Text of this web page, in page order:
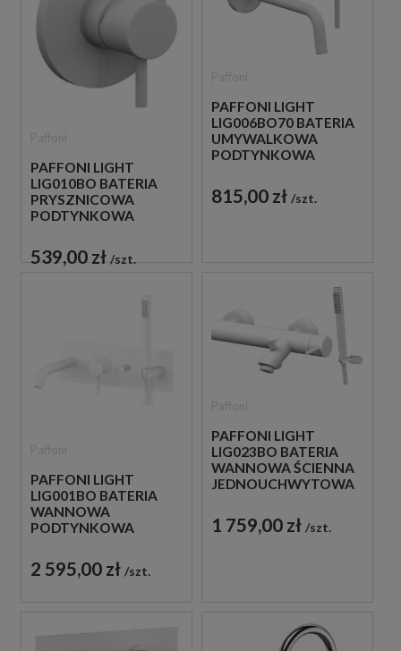
PAFFONI LIGHT
LIG010BO BATERIA
PRYSZNICOWA
PODTYNKOWA
BIAŁA
539,00 zł szt.
PAFFONI LIGHT
LIG006BO70 BATERIA
UMYWALKOWA
PODTYNKOWA
BIAŁA
815,00 zł szt.
PAFFONI LIGHT
LIG001BO BATERIA
WANNOWA
PODTYNKOWA
BIAŁA
2 595,00 zł szt.
PAFFONI LIGHT
LIG023BO BATERIA
WANNOWA ŚCIENNA
JEDNOUCHWYTOWA
1 759,00 zł szt.